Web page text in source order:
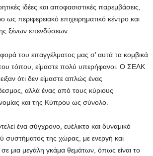
ιδέες και αποφασιστικές παρεμβάσεις,
περιφερειακό επιχειρηματικό κέντρο και
ξένων επενδύσεων.
του επαγγέλματος μας σ’ αυτά τα κομβικά
του τόπου, είμαστε πολύ υπερήφανοι. Ο ΣΕΛΚ
ότι δεν είμαστε απλώς ένας
αλλά ένας από τους κύριους
και της Κύπρου ως σύνολο.
ένα σύγχρονο, ευέλικτο και δυναμικό
συστήματος της χώρας, με ενεργή και
μια μεγάλη γκάμα θεμάτων, όπως είναι το